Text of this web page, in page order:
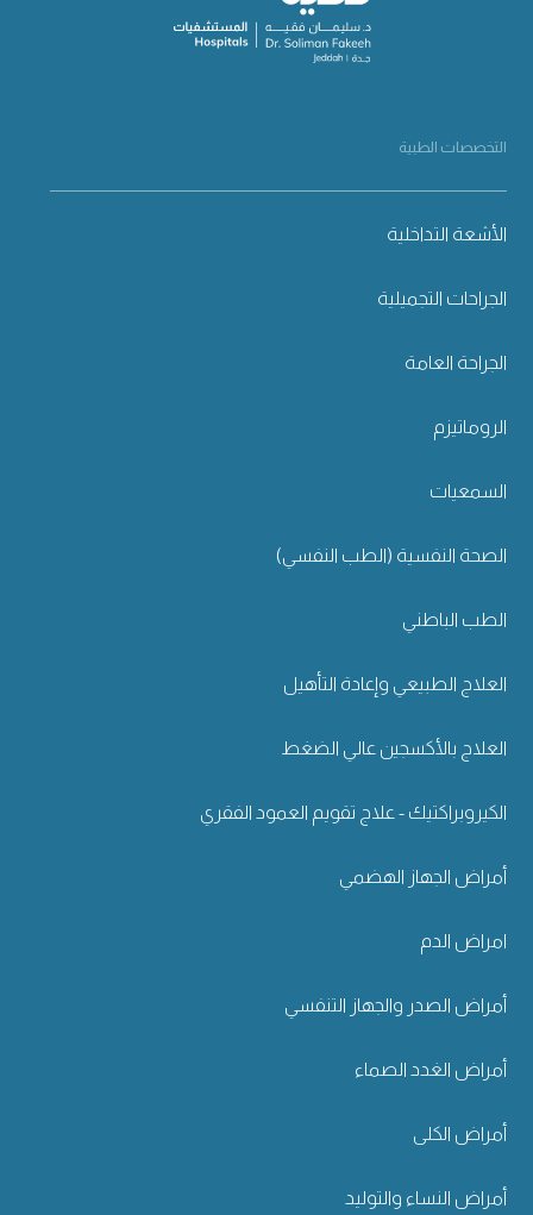
التخصصات الطبية
الأشعة التداخلية
الجراحات التجميلية
الجراحة العامة
الروماتيزم
السمعيات
الصحة النفسية (الطب النفسي)
الطب الباطني
العلاج الطبيعي وإعادة التأهيل
العلاج بالأكسجين عالي الضغط
الكيروبراكتيك - علاج تقويم العمود الفقري
أمراض الجهاز الهضمي
امراض الدم
أمراض الصدر والجهاز التنفسي
أمراض الغدد الصماء
أمراض الكلى
أمراض النساء والتوليد